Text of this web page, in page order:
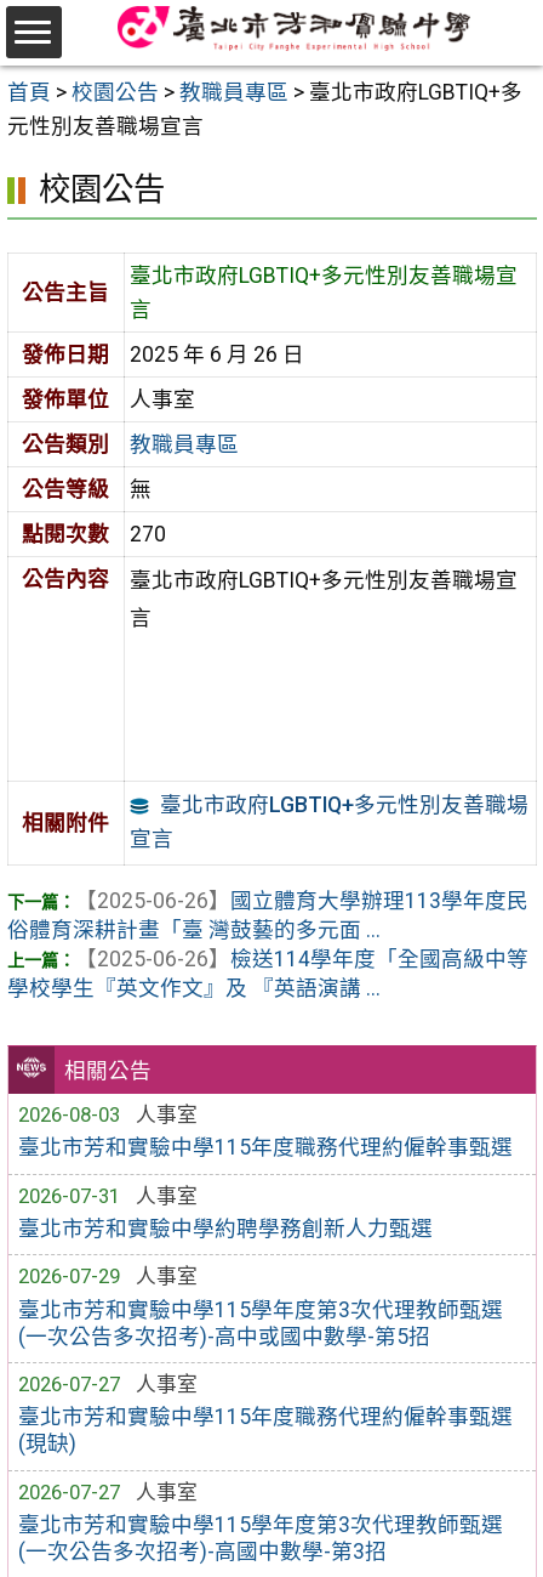
跳
至
主
要
區
首頁 > 校園公告 > 教職員專區 > 臺北市政府LGBTIQ+多
元性別友善職場宣言
相關公告
2026-08-03
人事室
臺北市芳和實驗中學115年度職務代理約僱幹事甄選
2026-07-31
人事室
臺北市芳和實驗中學約聘學務創新人力甄選
2026-07-29
人事室
臺北市芳和實驗中學115學年度第3次代理教師甄選
(一次公告多次招考)-高中或國中數學-第5招
2026-07-27
人事室
臺北市芳和實驗中學115年度職務代理約僱幹事甄選
(現缺)
2026-07-27
人事室
臺北市芳和實驗中學115學年度第3次代理教師甄選
(一次公告多次招考)-高國中數學-第3招
校園公告
公告主旨
臺北市政府LGBTIQ+多元性別友善職場宣
言
發佈日期
2025 年 6 月 26 日
發佈單位
人事室
公告類別
教職員專區
公告等級
無
點閱次數
270
公告內容
臺北市政府LGBTIQ+多元性別友善職場宣
言
相關附件
臺北市政府LGBTIQ+多元性別友善職場
宣言
【2025-06-26】
國立體育大學辦理113學年度民
俗體育深耕計畫「臺 灣鼓藝的多元面 ...
【2025-06-26】 檢送114學年度「全國高級中等
學校學生『英文作文』及 『英語演講 ...
選
單